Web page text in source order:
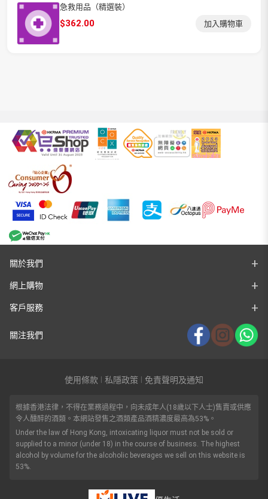
急救用品（精選裝）
$362.00 加入購物車
關於我們
網上購物
客戶服務
關注我們
使用條款 私隱政策 免責聲明及通知
根據香港法律，不得在業務過程中，向未成年人(18歲以下人士)售賣或供應
令人醺醉的酒類。本網站發售之酒類產品酒精濃度最高為53%。
Under the law of Hong Kong, intoxicating liquor must not be sold or
supplied to a minor (under 18) in the course of business. The highest
alcohol by volume for the alcoholic beverages we sell on this website is
53%.